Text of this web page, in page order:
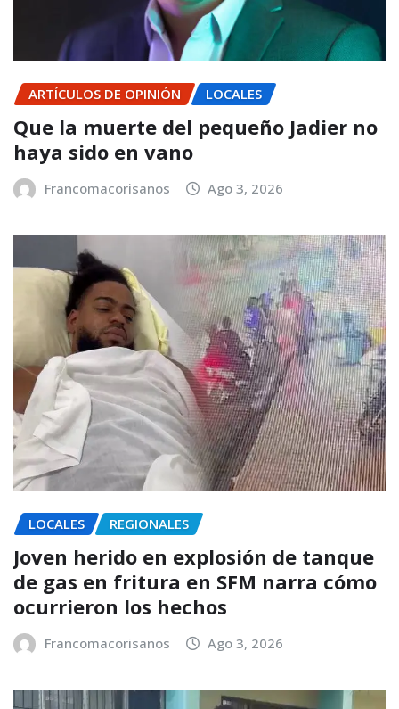
ARTÍCULOS DE OPINIÓN LOCALES
Que la muerte del pequeño Jadier no
haya sido en vano
Francomacorisanos Ago 3, 2026
LOCALES REGIONALES
Joven herido en explosión de tanque
de gas en fritura en SFM narra cómo
ocurrieron los hechos
Francomacorisanos Ago 3, 2026